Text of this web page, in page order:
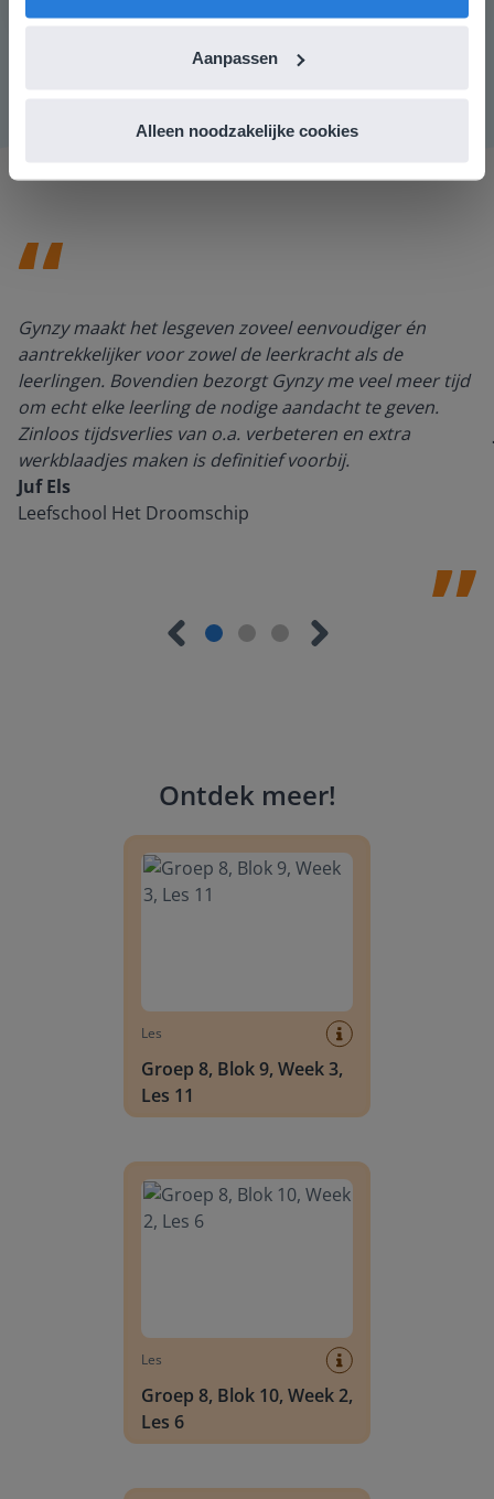
Aanpassen
Alleen noodzakelijke cookies
berekenen hoeveel van elk product de groenteman
Gynzy maakt het lesgeven zoveel eenvoudiger én
aantrekkelijker voor zowel de leerkracht als de
leerlingen. Bovendien bezorgt Gynzy me veel meer tijd
om echt elke leerling de nodige aandacht te geven.
Zinloos tijdsverlies van o.a. verbeteren en extra
werkblaadjes maken is definitief voorbij.
Juf Els
Leefschool Het Droomschip
Ontdek meer!
Les
Groep 8, Blok 9, Week 3,
Les 11
Les
Groep 8, Blok 10, Week 2,
Les 6